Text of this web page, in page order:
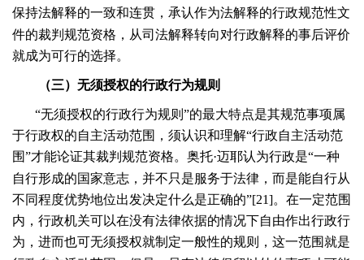
保持法解释的一致和连贯，承认作为法解释的行政规范性文
件的裁判规范资格，从司法解释转向对行政解释的事后评价
就成为可行的选择。
（三）无须授权的行政行为规则
“无须授权的行政行为规则”的最大特点是其规范事项属
于行政权的自主活动范围，须认识和理解“行政自主活动范
围”才能论证其裁判规范资格。奥托·迈耶认为行政是“一种
自行形成的国家意志，并不只是服务于法律，而是能自行从
不同程度优势地位出发决定什么是正确的”[21]。在一定范围
内，行政机关可以在没有法律依据的情况下自由作出行政行
为，进而也可无须授权就制定一般性的规则，这一范围就是